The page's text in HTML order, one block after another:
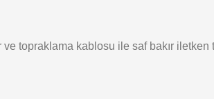
topraklama kablosu ile saf bakır